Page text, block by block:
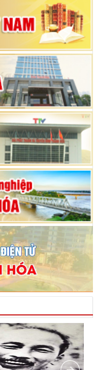
Ninh lần thứ nhất,
lần thứ 9, Quốc
thứ 24, HĐND tỉnh
kỳ 2021 - 2026
Hội đồng nhân dân